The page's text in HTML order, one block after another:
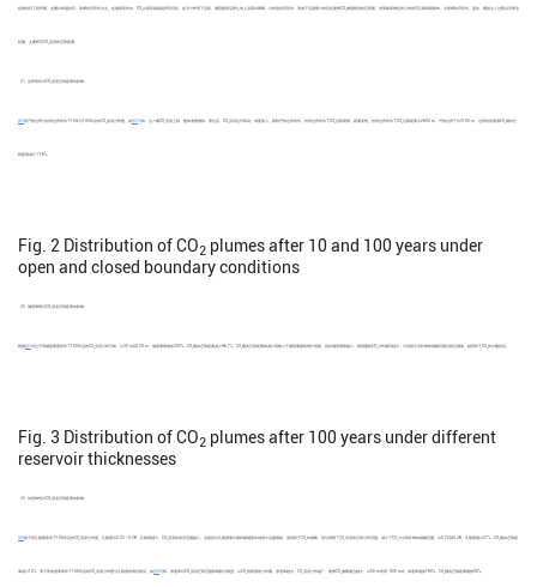
在碳封存工程早期，主要以构造封存、束缚封存形式为主。在储层条件中，CO 2 以液态或超临界态存在，在浮力作用下运移，遇到盖层后停止向上运移并聚集，为构造封存形式；而由于毛细管力的存在使得CO 2 被吸附到岩石表面，进而被束缚在较小的岩石孔隙或裂隙内，为束缚封存形式。因此，模拟注入过程以及停注
初期，主要研究CO 2 羽流的迁移距离。
（1）边界条件对CO 2 羽流迁移距离的影响
图2 是开放边界与封闭边界条件下10年与100年后的CO 2 羽流分布图。由 图2 可知：注入期CO 2 羽流上移，整体浓度增加；停注后，CO 2 羽流往外移动，浓度变小。相较开放边界条件，封闭边界条件下CO 2 运移受限，距离变短，封闭边界条件下CO 2 运移距离为2600 m，开放边界下为3100 m，边界封闭使得CO 2横向迁
移距离减少了16%。
Fig. 2 Distribution of CO2 plumes after 10 and 100 years under
open and closed boundary conditions
（2）储层厚度对CO 2 羽流迁移距离的影响
根据 图3 对比不同储层厚度条件下100年后的CO 2 羽流分布可知，从30 m到120 m，储层厚度增加300%，CO 2横向迁移距离减少46.7%，CO 2横向迁移距离的减少倍数小于储层厚度的增长倍数，因此储层厚度越小，相同量的CO 2分布面积越大，与地层水及矿物的接触范围也相应增加，越有利于CO 2 的长期封存。
Fig. 3 Distribution of CO2 plumes after 100 years under different
reservoir thicknesses
（3）地层物性对CO 2 羽流迁移距离的影响
图4 是不同孔隙度条件下100年后的CO 2 羽流分布图。孔隙度为0.22～0.28，孔隙度越大，CO 2 羽流的波及范围越小。这是因为孔隙度增大意味着储层中地层水含量增加，虽有利于CO 2 的捕集，但也局限了CO 2 羽流的迁移分布范围，减少了CO 2 与水和矿物的接触范围，从0.22到0.28，孔隙度增大27%，CO 2横向迁移距
离减少10%。而不同渗透率条件下100年后的CO 2 羽流分布图与孔隙度的情况相反。由 图5 可知，渗透率对CO 2 羽流迁移范围影响较为明显，从CO 2饱和度的分布看，渗透率越大，CO 2 羽流分布越广，使得CO 2 捕集量也越大，从50 md到1 000 md，渗透率增加190%，CO 2横向迁移距离增加50%。